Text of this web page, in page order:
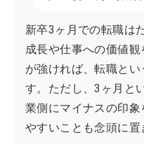
新卒3ヶ月での転職は
成長や仕事への価値
が強ければ、転職と
す。ただし、3ヶ月と
業側にマイナスの印象
やすいことも念頭に置